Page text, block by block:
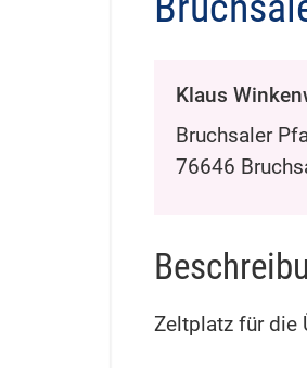
Klaus
Bruchsaler
76646
Zeltplatz für die